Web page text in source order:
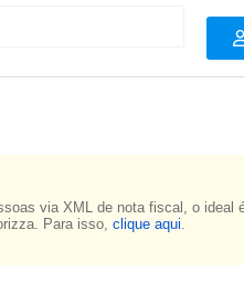
via XML de nota fiscal, o ideal
Para isso, clique aqui.